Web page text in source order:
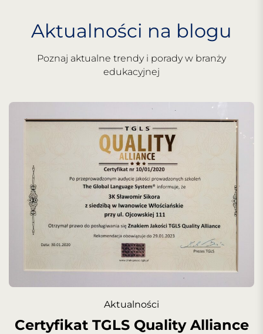
Aktualności na blogu
Poznaj aktualne trendy i porady w branży
edukacyjnej
Aktualności
Certyfikat TGLS Quality Alliance